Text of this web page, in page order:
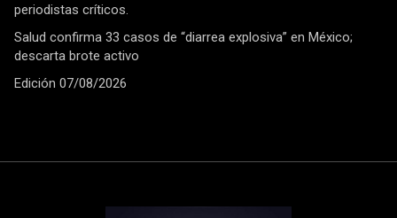
periodistas críticos.
Salud confirma 33 casos de “diarrea explosiva” en México;
descarta brote activo
Edición 07/08/2026